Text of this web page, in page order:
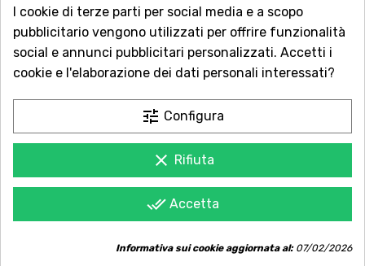
Servizio Clienti sempre con te
Contattaci online oppure chiama per
qualsiasi informazione.
Per acquistare questo prodotto devi aver compiuto di
18 anni. Procedendo all’acquisto dichiari di essere
I cookie di terze parti per social media e a scopo
pubblicitario vengono utilizzati per offrire funzionalità
social e annunci pubblicitari personalizzati. Accetti i
cookie e l'elaborazione dei dati personali interessati?
tune Configura
clear Rifiuta
done_all Accetta
Informativa sui cookie aggiornata al:07/02/2026